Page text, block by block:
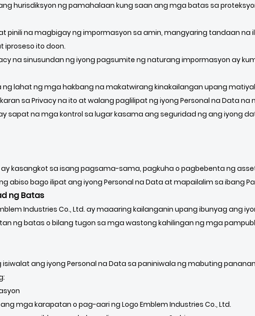
hurisdiksyon ng pamahalaan kung saan ang mga batas sa
pinili na magbigay ng impormasyon sa amin, mangyaring tandaan na
iproseso ito doon.
na sinusundan ng iyong pagsumite ng naturang impormasyon ay
ng lahat ng mga hakbang na makatwirang kinakailangan upang
sa Privacy na ito at walang paglilipat ng iyong Personal na Data
sapat na mga kontrol sa lugar kasama ang seguridad ng ang iyong
ay kasangkot sa isang pagsama-sama, pagkuha o pagbebenta ng
abiso bago ilipat ang iyong Personal na Data at mapailalim sa ibang
ng Batas
Industries Co., Ltd. ay maaaring kailanganin upang ibunyag ang
ng batas o bilang tugon sa mga wastong kahilingan ng mga
isiwalat ang iyong Personal na Data sa paniniwala ng mabuting
mga karapatan o pag-aari ng Logo Emblem Industries Co., Ltd.